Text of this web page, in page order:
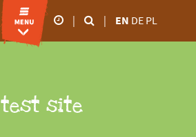
Our business hours
March to October
| | EN DE PL
test site